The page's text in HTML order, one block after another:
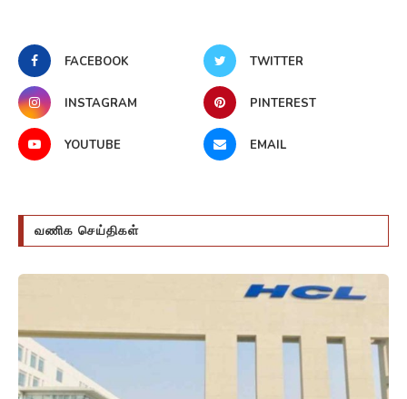
FACEBOOK TWITTER
INSTAGRAM PINTEREST
YOUTUBE EMAIL
வணிக செய்திகள்